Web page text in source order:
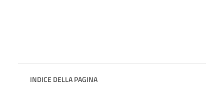
INDICE DELLA PAGINA